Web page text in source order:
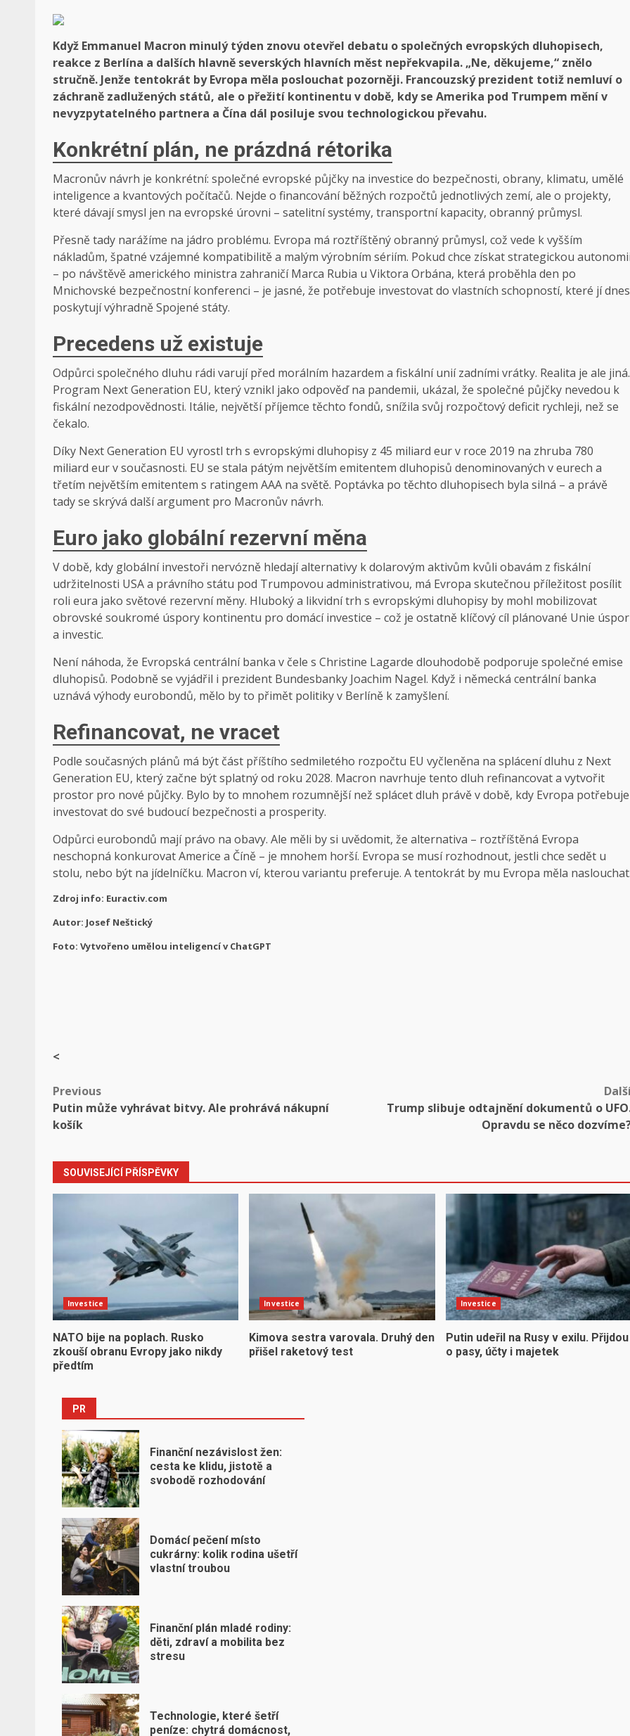
Když Emmanuel Macron minulý týden znovu otevřel debatu o společných evropských dluhopisech,
reakce z Berlína a dalších hlavně severských hlavních měst nepřekvapila. „Ne, děkujeme,“ znělo
stručně. Jenže tentokrát by Evropa měla poslouchat pozorněji. Francouzský prezident totiž nemluví o
záchraně zadlužených států, ale o přežití kontinentu v době, kdy se Amerika pod Trumpem mění v
nevyzpytatelného partnera a Čína dál posiluje svou technologickou převahu.
Konkrétní plán, ne prázdná rétorika
Macronův návrh je konkrétní: společné evropské půjčky na investice do bezpečnosti, obrany, klimatu, umělé
inteligence a kvantových počítačů. Nejde o financování běžných rozpočtů jednotlivých zemí, ale o projekty,
které dávají smysl jen na evropské úrovni – satelitní systémy, transportní kapacity, obranný průmysl.
Přesně tady narážíme na jádro problému. Evropa má roztříštěný obranný průmysl, což vede k vyšším
nákladům, špatné vzájemné kompatibilitě a malým výrobním sériím. Pokud chce získat strategickou
– po návštěvě amerického ministra zahraničí Marca Rubia u Viktora Orbána, která proběhla den po
Mnichovské bezpečnostní konferenci – je jasné, že potřebuje investovat do vlastních schopností, které jí dnes
poskytují výhradně Spojené státy.
Precedens už existuje
Odpůrci společného dluhu rádi varují před morálním hazardem a fiskální unií zadními vrátky. Realita je ale jiná.
Program Next Generation EU, který vznikl jako odpověď na pandemii, ukázal, že společné půjčky nevedou k
fiskální nezodpovědnosti. Itálie, největší příjemce těchto fondů, snížila svůj rozpočtový deficit rychleji, než se
čekalo.
Díky Next Generation EU vyrostl trh s evropskými dluhopisy z 45 miliard eur v roce 2019 na zhruba 780
miliard eur v současnosti. EU se stala pátým největším emitentem dluhopisů denominovaných v eurech a
třetím největším emitentem s ratingem AAA na světě. Poptávka po těchto dluhopisech byla silná – a právě
tady se skrývá další argument pro Macronův návrh.
Euro jako globální rezervní měna
V době, kdy globální investoři nervózně hledají alternativy k dolarovým aktivům kvůli obavám z fiskální
udržitelnosti USA a právního státu pod Trumpovou administrativou, má Evropa skutečnou příležitost posílit
roli eura jako světové rezervní měny. Hluboký a likvidní trh s evropskými dluhopisy by mohl mobilizovat
obrovské soukromé úspory kontinentu pro domácí investice – což je ostatně klíčový cíl plánované Unie úspor
a investic.
Není náhoda, že Evropská centrální banka v čele s Christine Lagarde dlouhodobě podporuje společné emise
dluhopisů. Podobně se vyjádřil i prezident Bundesbanky Joachim Nagel. Když i německá centrální banka
uznává výhody eurobondů, mělo by to přimět politiky v Berlíně k zamyšlení.
Refinancovat, ne vracet
Podle současných plánů má být část příštího sedmiletého rozpočtu EU vyčleněna na splácení dluhu z Next
Generation EU, který začne být splatný od roku 2028. Macron navrhuje tento dluh refinancovat a vytvořit
prostor pro nové půjčky. Bylo by to mnohem rozumnější než splácet dluh právě v době, kdy Evropa potřebuje
investovat do své budoucí bezpečnosti a prosperity.
Odpůrci eurobondů mají právo na obavy. Ale měli by si uvědomit, že alternativa – roztříštěná Evropa
neschopná konkurovat Americe a Číně – je mnohem horší. Evropa se musí rozhodnout, jestli chce sedět u
stolu, nebo být na jídelníčku. Macron ví, kterou variantu preferuje. A tentokrát by mu Evropa měla
Zdroj info: Euractiv.com
Autor: Josef Neštický
Foto: Vytvořeno umělou inteligencí v ChatGPT
<
Post
navigation
Previous
Putin může vyhrávat bitvy. Ale prohrává nákupní
košík
Trump slibuje odtajnění dokumentů o
Opravdu se něco
SOUVISEJÍCÍ PŘÍSPĚVKY
Investice
NATO bije na poplach. Rusko
zkouší obranu Evropy jako nikdy
předtím
Investice
Kimova sestra varovala. Druhý den
přišel raketový test
Investice
Putin udeřil na Rusy v exilu. Přijdou
o pasy, účty i majetek
PR
Finanční nezávislost žen:
cesta ke klidu, jistotě a
svobodě rozhodování
Domácí pečení místo
cukrárny: kolik rodina ušetří
vlastní troubou
Finanční plán mladé rodiny:
děti, zdraví a mobilita bez
stresu
Technologie, které šetří
peníze: chytrá domácnost,